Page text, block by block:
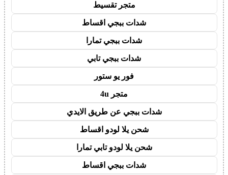
متجر تقسيط
شدات ببجي اقساط
شدات ببجي تمارا
شدات ببجي تابي
فور يو ستور
متجر 4u
شدات ببجي عن طريق الايدي
شحن يلا لودو اقساط
شحن يلا لودو تابي تمارا
شدات ببجي اقساط